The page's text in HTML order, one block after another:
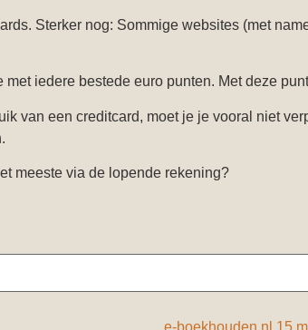
Sterker nog: Sommige websites (met
iedere bestede euro punten. Met deze
van een creditcard, moet je je vooral niet
meeste via de lopende rekening?